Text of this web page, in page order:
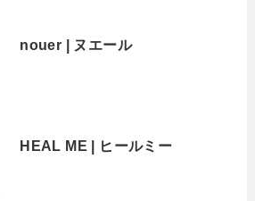
nouer | ヌエール
HEAL ME | ヒールミー